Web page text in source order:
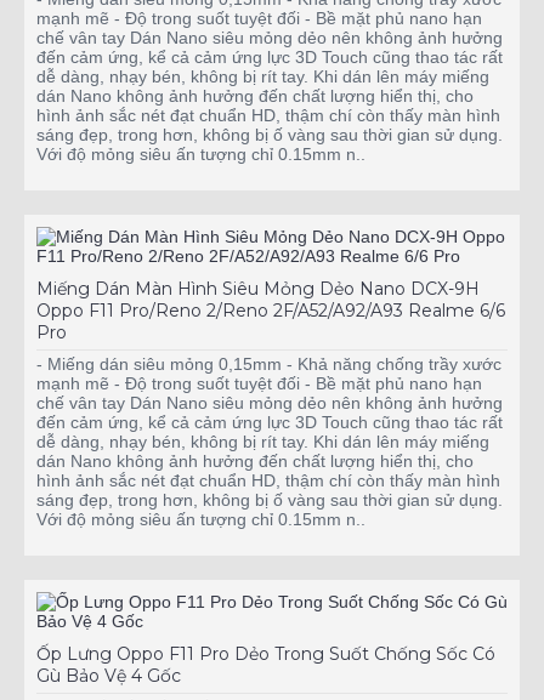
mạnh mẽ - Độ trong suốt tuyệt đối - Bề mặt phủ nano hạn
chế vân tay Dán Nano siêu mỏng dẻo nên không ảnh hưởng
đến cảm ứng, kể cả cảm ứng lực 3D Touch cũng thao tác rất
dễ dàng, nhạy bén, không bị rít tay. Khi dán lên máy miếng
dán Nano không ảnh hưởng đến chất lượng hiển thị, cho
hình ảnh sắc nét đạt chuẩn HD, thậm chí còn thấy màn hình
sáng đẹp, trong hơn, không bị ố vàng sau thời gian sử dụng.
Với độ mỏng siêu ấn tượng chỉ 0.15mm n..
Miếng Dán Màn Hình Siêu Mỏng Dẻo Nano DCX-9H
Oppo F11 Pro/Reno 2/Reno 2F/A52/A92/A93 Realme 6/6
Pro
- Miếng dán siêu mỏng 0,15mm - Khả năng chống trầy xước
mạnh mẽ - Độ trong suốt tuyệt đối - Bề mặt phủ nano hạn
chế vân tay Dán Nano siêu mỏng dẻo nên không ảnh hưởng
đến cảm ứng, kể cả cảm ứng lực 3D Touch cũng thao tác rất
dễ dàng, nhạy bén, không bị rít tay. Khi dán lên máy miếng
dán Nano không ảnh hưởng đến chất lượng hiển thị, cho
hình ảnh sắc nét đạt chuẩn HD, thậm chí còn thấy màn hình
sáng đẹp, trong hơn, không bị ố vàng sau thời gian sử dụng.
Với độ mỏng siêu ấn tượng chỉ 0.15mm n..
Ốp Lưng Oppo F11 Pro Dẻo Trong Suốt Chống Sốc Có
Gù Bảo Vệ 4 Gốc